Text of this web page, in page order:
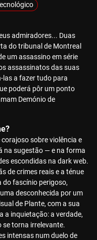
admiradores... Duas
do tribunal de Montreal
um assassino em série
assassinatos das suas
las a fazer tudo para
poderá pôr um ponto
Demónio de
sobre violência e
na sugestão — e na forma
escondidas na dark web.
de crimes reais e a ténue
do fascínio perigoso,
desconhecida por um
de Plante, com a sua
a inquietação: a verdade,
se torna irrelevante.
intensas num duelo de